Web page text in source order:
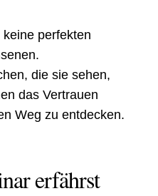
perfekten
die sie sehen,
das Vertrauen
Weg zu entdecken.
erfährst